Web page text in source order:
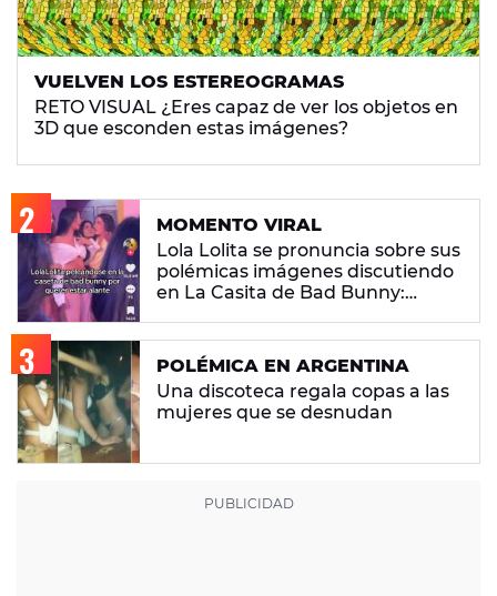
VUELVEN LOS ESTEREOGRAMAS
RETO VISUAL ¿Eres capaz de ver los objetos en
3D que esconden estas imágenes?
MOMENTO VIRAL
Lola Lolita se pronuncia sobre sus
polémicas imágenes discutiendo
en La Casita de Bad Bunny:
POLÉMICA EN ARGENTINA
Una discoteca regala copas a las
mujeres que se desnudan